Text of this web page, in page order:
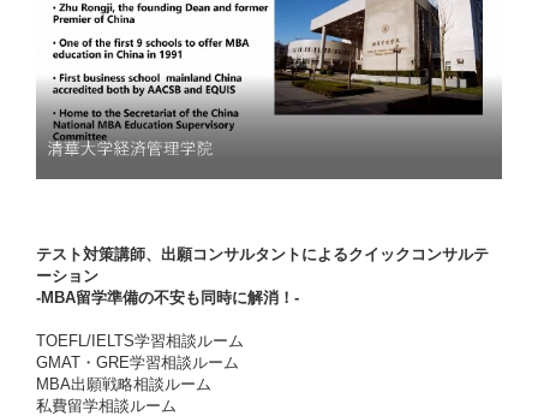
テスト対策講師、出願コンサルタントによるクイックコンサルテ
ーション
-MBA留学準備の不安も同時に解消！-
TOEFL/IELTS学習相談ルーム
GMAT・GRE学習相談ルーム
MBA出願戦略相談ルーム
私費留学相談ルーム